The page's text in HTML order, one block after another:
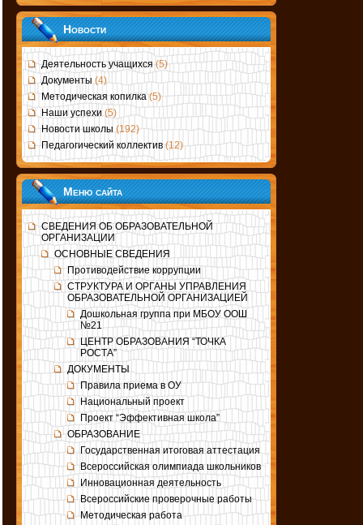
Новости
Деятельность учащихся(5)
Документы (4)
Методическая копилка(5)
Наши успехи (5)
Новости школы (192)
Педагогический коллектив(12)
Меню сайта
СВЕДЕНИЯ ОБ ОБРАЗОВАТЕЛЬНОЙ
ОРГАНИЗАЦИИ
ОСНОВНЫЕ СВЕДЕНИЯ
Противодействие коррупции
СТРУКТУРА И ОРГАНЫ УПРАВЛЕНИЯ
ОБРАЗОВАТЕЛЬНОЙ ОРГАНИЗАЦИЕЙ
Дошкольная группа при МБОУ ООШ
№21
ЦЕНТР ОБРАЗОВАНИЯ “ТОЧКА
РОСТА”
ДОКУМЕНТЫ
Правила приема в ОУ
Национальный проект
Проект “Эффективная школа”
ОБРАЗОВАНИЕ
Государственная итоговая аттестация
Всероссийская олимпиада школьников
Инновационная деятельность
Всероссийские проверочные работы
Методическая работа